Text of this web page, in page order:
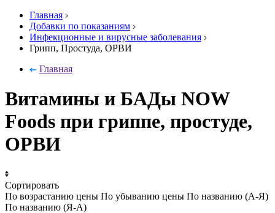
Главная
Добавки по показаниям
Инфекционные и вирусные заболевания
Грипп, Простуда, ОРВИ
Главная
Витамины и БАДы NOW
Foods при гриппе, простуде,
ОРВИ
Сортировать
По возрастанию цены По убыванию цены По названию (А-Я)
По названию (Я-А)